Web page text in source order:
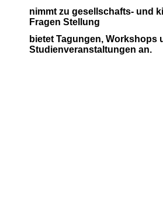
nimmt zu gesellschafts- und
Fragen Stellung
bietet Tagungen, Workshops
Studienveranstaltungen an.